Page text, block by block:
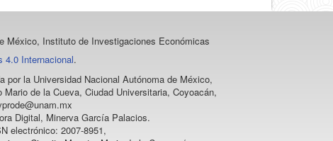
México, Instituto de Investigaciones Económicas
4.0 Internacional.
por la Universidad Nacional Autónoma de México,
de la Cueva, Ciudad Universitaria, Coyoacán,
Digital, Minerva García Palacios.
electrónico: 2007-8951,